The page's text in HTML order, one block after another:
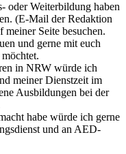
oder Weiterbildung haben
(E-Mail der Redaktion
Seite besuchen.
und gerne mit euch
in NRW würde ich
meiner Dienstzeit im
Ausbildungen bei der
habe würde ich gerne
und an AED-